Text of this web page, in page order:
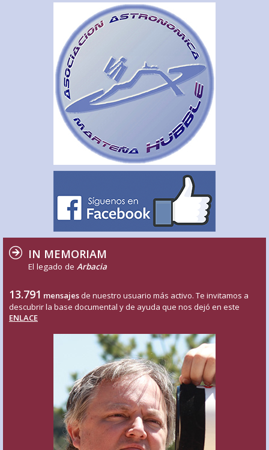
IN MEMORIAM
El legado de Arbacia
13.791 mensajes de nuestro usuario más activo. Te invitamos a
descubrir la base documental y de ayuda que nos dejó en este
ENLACE